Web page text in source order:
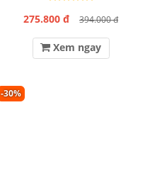
275.800 đ 394.000 đ
Xem ngay
-30%